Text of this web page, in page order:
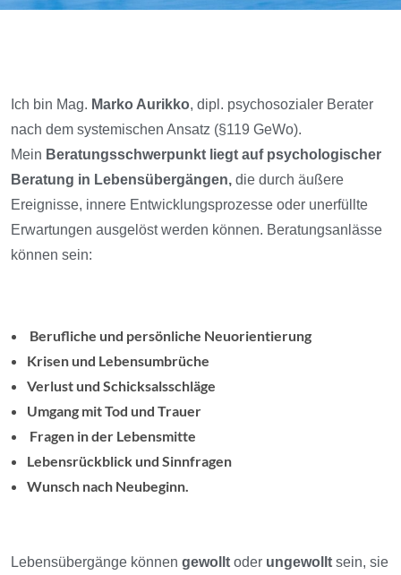
Ich bin Mag. Marko Aurikko, dipl. psychosozialer Berater
nach dem systemischen Ansatz (§119 GeWo).
Mein Beratungsschwerpunkt liegt auf psychologischer
Beratung in Lebensübergängen, die durch äußere
Ereignisse, innere Entwicklungsprozesse oder unerfüllte
Erwartungen ausgelöst werden können. Beratungsanlässe
können sein:
Berufliche und persönliche Neuorientierung
Krisen und Lebensumbrüche
Verlust und Schicksalsschläge
Umgang mit Tod und Trauer
Fragen in der Lebensmitte
Lebensrückblick und Sinnfragen
Wunsch nach Neubeginn.
Lebensübergänge können gewollt oder ungewollt sein, sie